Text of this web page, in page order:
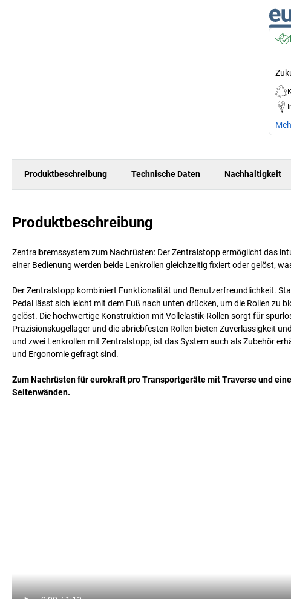
Produktbeschreibung Technische Daten Nachhaltigkeit
Produktbeschreibung
Zentralbremssystem zum Nachrüsten: Der Zentralstopp ermöglicht das
einer Bedienung werden beide Lenkrollen gleichzeitig fixiert oder gelöst,
Der Zentralstopp kombiniert Funktionalität und Benutzerfreundlichkeit.
Pedal lässt sich leicht mit dem Fuß nach unten drücken, um die Rollen zu
gelöst. Die hochwertige Konstruktion mit Vollelastik-Rollen sorgt für
Präzisionskugellager und die abriebfesten Rollen bieten Zuverlässigkeit
und zwei Lenkrollen mit Zentralstopp, ist das System auch als Zubehör
und Ergonomie gefragt sind.
Zum Nachrüsten für eurokraft pro Transportgeräte mit Traverse und
Seitenwänden.